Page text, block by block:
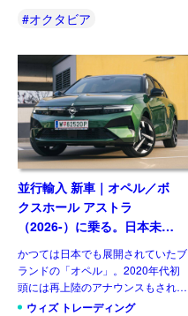
#オクタビア
並行輸入 新車｜オペル／ボ
クスホール アストラ
（2026-）に乗る。日本未導
入ハッチバック／ワゴンの概
要・スペック・価格の情報。
かつては日本でも展開されていたブ
ランドの「オペル」。2020年代初
頭には再上陸のアナウンスもされま
したが、現時点で展開はされており
ウィズ トレーディング